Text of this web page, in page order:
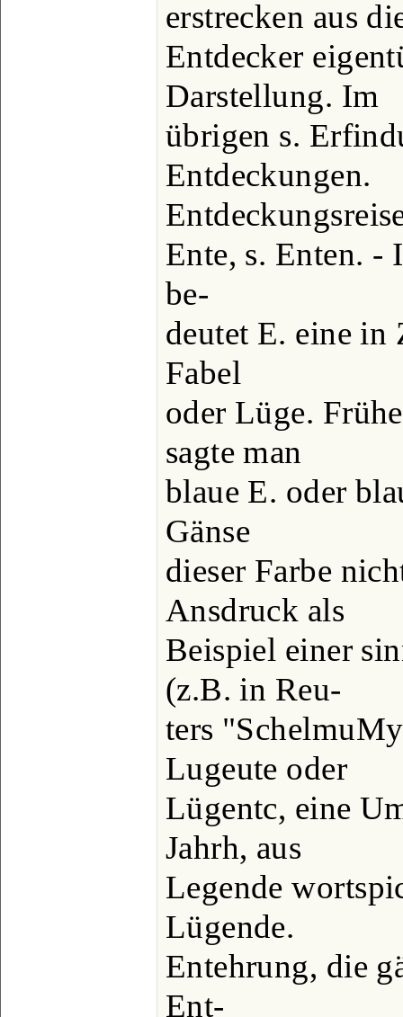
erstrecken aus
Entdecker
Darstellung. Im
übrigen s.
Entdeckungen.
Ente, s. Enten. -
be-
deutet E. eine in
Fabel
oder Lüge.
sagte man
blaue E. oder
Gänse
dieser Farbe
Ansdruck als
Beispiel einer
(z.B. in Reu-
ters
Lugeute oder
Lügentc, eine
Jahrh, aus
Legende
Lügende.
Entehrung, die
Ent-